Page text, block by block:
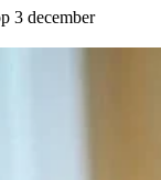
3 december